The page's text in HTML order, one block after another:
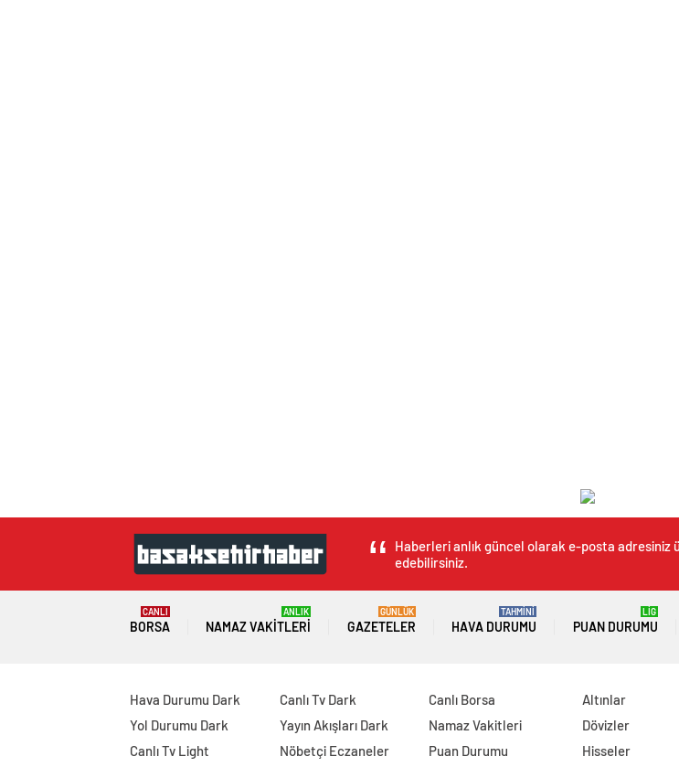
Haberleri anlık güncel olarak e-posta adresiniz
edebilirsiniz.
BORSA
CANLI
NAMAZ VAKITLERI
ANLIK
GAZETELER
GÜNLÜK
HAVA DURUMU
TAHMİNİ
PUAN DURUMU
LİG
Hava Durumu Dark
Yol Durumu Dark
Canlı Tv Light
Canlı Tv Dark
Yayın Akışları Dark
Nöbetçi Eczaneler
Canlı Borsa
Namaz Vakitleri
Puan Durumu
Altınlar
Dövizler
Hisseler